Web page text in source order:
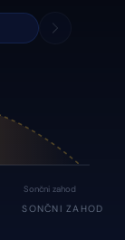
Sončni zahod
SONČNI ZAHOD